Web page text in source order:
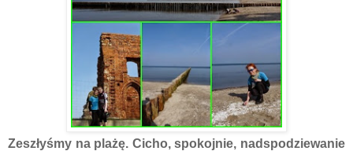
Zeszłyśmy na plażę. Cicho, spokojnie, nadspodziewanie